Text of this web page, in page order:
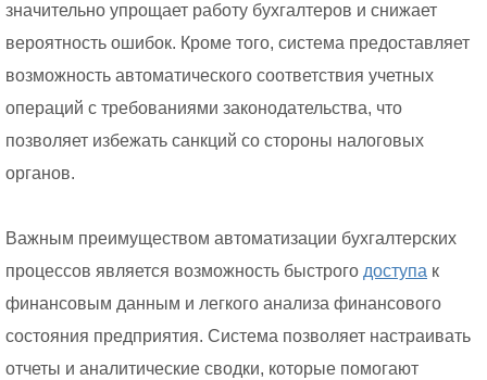
значительно упрощает работу бухгалтеров и снижает
вероятность ошибок. Кроме того, система предоставляет
возможность автоматического соответствия учетных
операций с требованиями законодательства, что
позволяет избежать санкций со стороны налоговых
органов.
Важным преимуществом автоматизации бухгалтерских
процессов является возможность быстрого доступа к
финансовым данным и легкого анализа финансового
состояния предприятия. Система позволяет настраивать
отчеты и аналитические сводки, которые помогают